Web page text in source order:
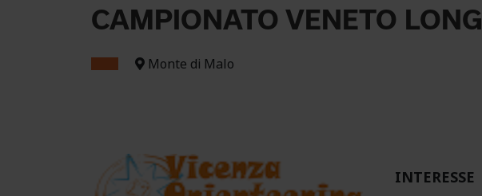
CAMPIONATO VENETO LONG
Monte di Malo
INTERESSE